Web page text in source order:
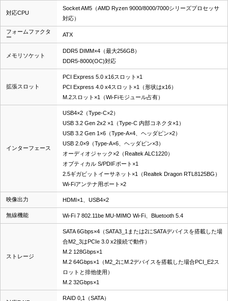
対応CPU
Socket AM5（AMD Ryzen 9000/8000/7000シリーズプロセッサ
対応）
フォームファクタ
ー
ATX
メモリソケット
DDR5 DIMM×4（最大256GB）
DDR5-8000(OC)対応
拡張スロット
PCI Express 5.0 x16スロット×1
PCI Express 4.0 x4スロット×1（形状はx16）
M.2スロット×1（Wi-Fiモジュール占有）
インターフェース
USB4×2（Type-C×2）
USB 3.2 Gen 2x2 ×1（Type-C 内部コネクタ×1）
USB 3.2 Gen 1×6（Type-A×4、ヘッダピン×2）
USB 2.0×9（Type-A×6、ヘッダピン×3）
オーディオジャック×2（Realtek ALC1220）
オプティカル S/PDIFポート×1
2.5ギガビットイーサネット×1（Realtek Dragon RTL8125BG）
Wi-Fiアンテナ用ポート×2
映像出力 HDMI×1、USB4×2
無線機能 Wi-Fi 7 802.11be MU-MIMO Wi-Fi、Bluetooth 5.4
ストレージ
SATA 6Gbps×4（SATA3_1または2にSATAデバイスを搭載した場
合M2_3はPCIe 3.0 x2接続で動作）
M.2 128Gbps×1
M.2 64Gbps×1（M2_2にM.2デバイスを搭載した場合PCI_E2ス
ロットと排他使用）
M.2 32Gbps×1
RAID 0,1（SATA）